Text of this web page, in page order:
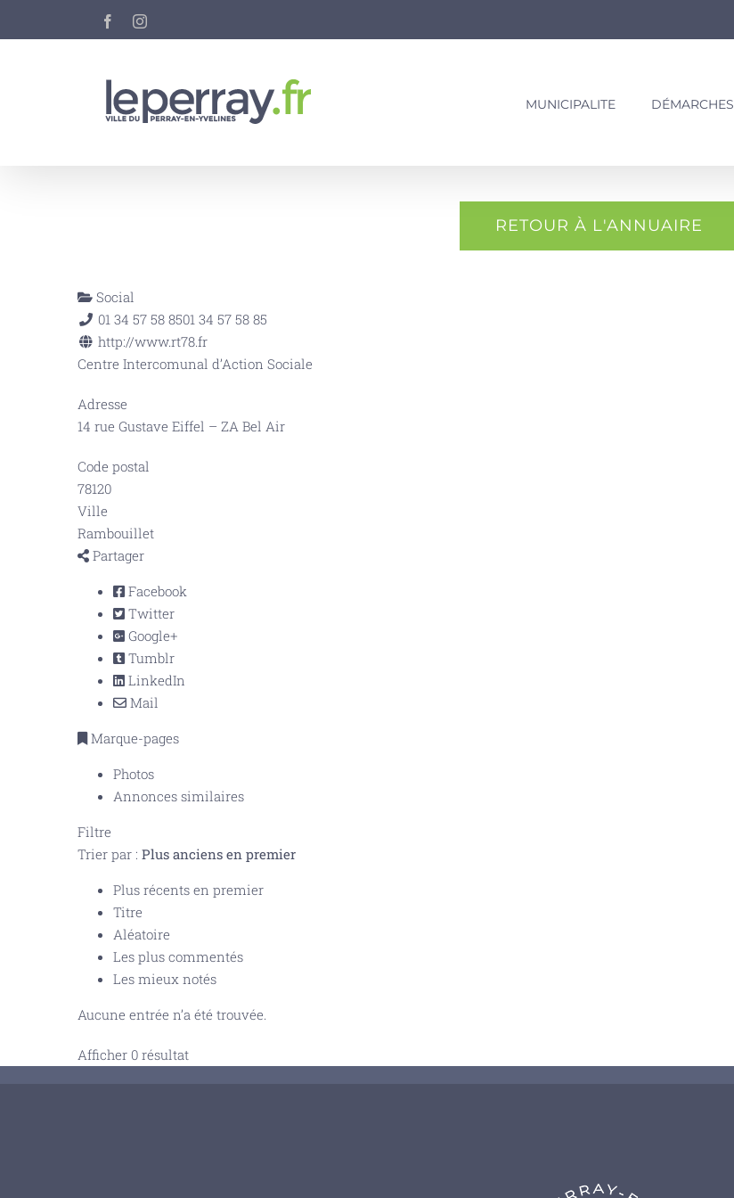
FacebookInstagram
MUNICIPALITE DÉMARCHES
RETOUR À L'ANNUAIRE
Social
01 34 57 58 8501 34 57 58 85
http://www.rt78.fr
Centre Intercomunal d’Action Sociale
Adresse
14 rue Gustave Eiffel – ZA Bel Air
Code postal
78120
Ville
Rambouillet
Partager
Facebook
Twitter
Google+
Tumblr
LinkedIn
Mail
Marque-pages
Photos
Annonces similaires
Filtre
Trier par : Plus anciens en premier
Plus récents en premier
Titre
Aléatoire
Les plus commentés
Les mieux notés
Aucune entrée n’a été trouvée.
Afficher 0 résultat